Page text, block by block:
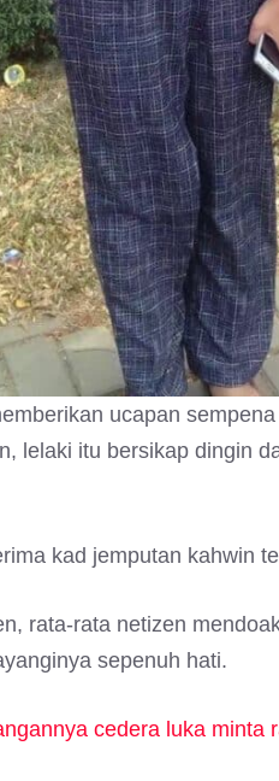
ucapan
lelaki itu bersikap dingin
kad jemputan kahwin
rata-rata netizen
sepenuh hati.
cedera luka minta